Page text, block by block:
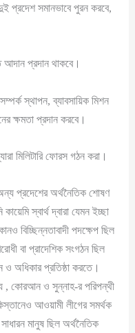
দুই প্রদেশ সমানভাবে পুরন করবে,
প্রদান থাকবে।
স্থাপন, ব্যাবসায়িক মিশন
ক্ষমতা প্রদান করবে।
মিলিটারি ফোরস গঠন করা।
প্রদেশের অর্থনৈতিক শোষণ
স্বার্থ দ্বারা যেমন ইচ্ছা
বিচ্ছিন্নতাবাদী পদক্ষেপ ছিল
বা প্রাদেশিক সংগঠন ছিল
ও অধিকার প্রতিষ্ঠা করতে।
, কোরআন ও সুন্নাহ-র পরিপন্থী
আওয়ামী লীগের সমর্থক
মানুষ ছিল অর্থনৈতিক